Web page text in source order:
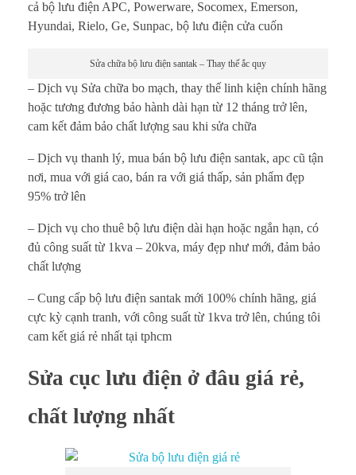
cả bộ lưu điện APC, Powerware, Socomex, Emerson,
Hyundai, Rielo, Ge, Sunpac, bộ lưu điện cửa cuốn
Sửa chữa bộ lưu điện santak – Thay thế ắc quy
– Dịch vụ Sửa chữa bo mạch, thay thế linh kiện chính hãng
hoặc tương đương bảo hành dài hạn từ 12 tháng trở lên,
cam kết đảm bảo chất lượng sau khi sửa chữa
– Dịch vụ thanh lý, mua bán bộ lưu điện santak, apc cũ tận
nơi, mua với giá cao, bán ra với giá thấp, sản phẩm đẹp
95% trở lên
– Dịch vụ cho thuê bộ lưu điện dài hạn hoặc ngắn hạn, có
đủ công suất từ 1kva – 20kva, máy đẹp như mới, đảm bảo
chất lượng
– Cung cấp bộ lưu điện santak mới 100% chính hãng, giá
cực kỳ cạnh tranh, với công suất từ 1kva trở lên, chúng tôi
cam kết giá rẻ nhất tại tphcm
Sửa cục lưu điện ở đâu giá rẻ,
chất lượng nhất